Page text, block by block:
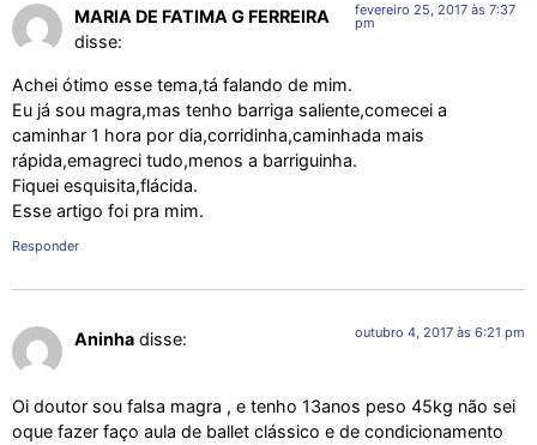
MARIA DE FATIMA G FERREIRA
disse:
fevereiro 25, 2017 às 7:37
pm
Achei ótimo esse tema,tá falando de mim.
Eu já sou magra,mas tenho barriga saliente,comecei a
caminhar 1 hora por dia,corridinha,caminhada mais
rápida,emagreci tudo,menos a barriguinha.
Fiquei esquisita,flácida.
Esse artigo foi pra mim.
Responder
Aninha disse: outubro 4, 2017 às 6:21 pm
Oi doutor sou falsa magra , e tenho 13anos peso 45kg não sei
oque fazer faço aula de ballet clássico e de condicionamento